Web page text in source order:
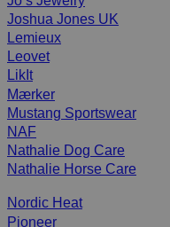
Joshua Jones UK
Lemieux
Leovet
LikIt
Mærker
Mustang Sportswear
NAF
Nathalie Dog Care
Nathalie Horse Care
Nordic Heat
Pioneer